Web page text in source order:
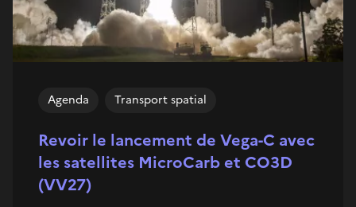
Revoir le lancement de Vega-C avec
les satellites MicroCarb et CO3D
(VV27)
Agenda Transport spatial